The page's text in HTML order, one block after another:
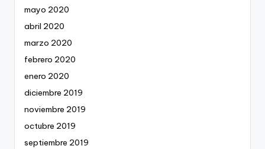
mayo 2020
abril 2020
marzo 2020
febrero 2020
enero 2020
diciembre 2019
noviembre 2019
octubre 2019
septiembre 2019